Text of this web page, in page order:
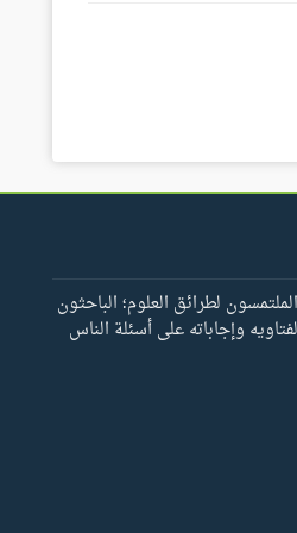
لطرائق العلوم؛ الباحثون
وإجاباته على أسئلة الناس